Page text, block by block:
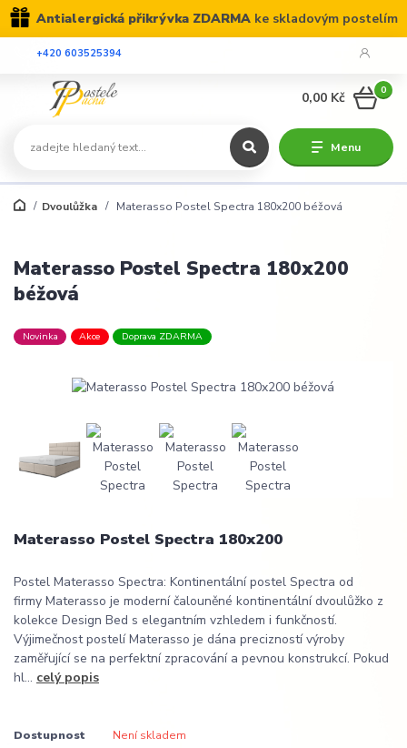
Antialergická přikrývka ZDARMAke skladovým postelím
Menu
+420 603525394
0
0,00 Kč
Dvoulůžka Materasso Postel Spectra 180x200 béžová
Materasso Postel Spectra 180x200
béžová
Novinka Akce Doprava ZDARMA
Materasso Postel Spectra 180x200
Postel Materasso Spectra: Kontinentální postel Spectra od
firmy Materasso je moderní čalouněné kontinentální dvoulůžko z
kolekce Design Bed s elegantním vzhledem i funkčností.
Výjimečnost postelí Materasso je dána precizností výroby
zaměřující se na perfektní zpracování a pevnou konstrukcí. Pokud
hl... celý popis
Dostupnost Není skladem